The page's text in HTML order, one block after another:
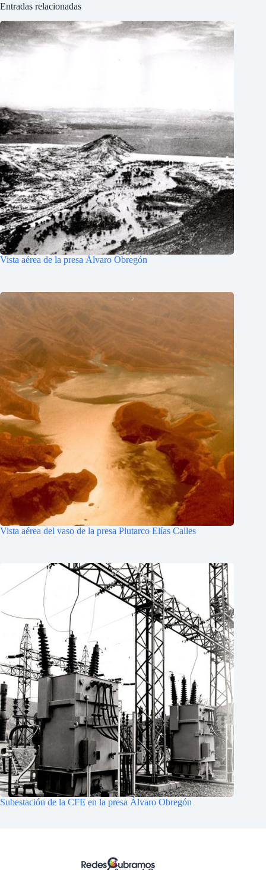
Entradas relacionadas
Vista aérea de la presa Álvaro Obregón
Vista aérea del vaso de la presa Plutarco Elías Calles
Subestación de la CFE en la presa Álvaro Obregón